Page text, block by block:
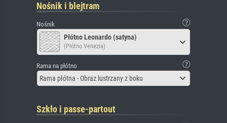
Nośnik i blejtram
Nośnik
Płótno Leonardo (satyna)
(Płótno Venezia)
Rama na płótno
Rama płótna - Obraz lustrzany z boku
Szkło i passe-partout